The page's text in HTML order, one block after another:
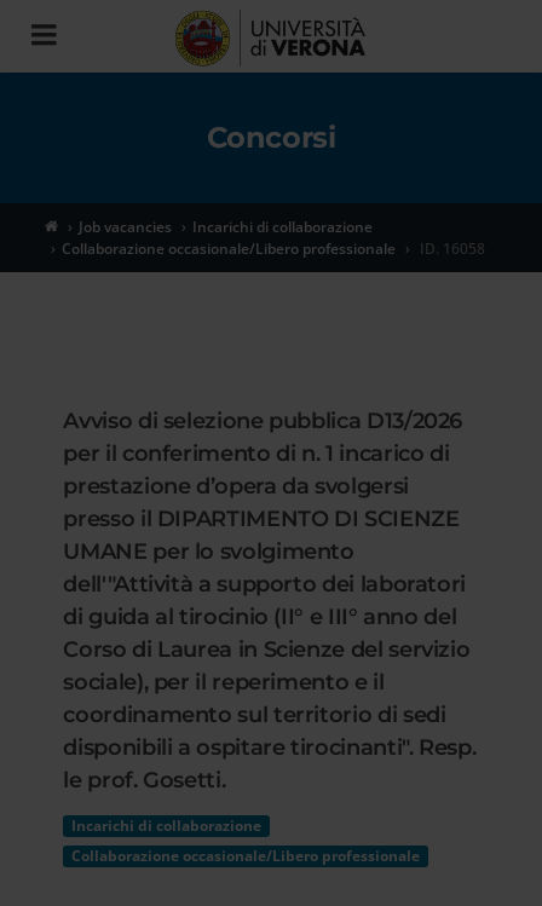
Toggle
navigation
Concorsi
Job vacancies
Incarichi di collaborazione
Collaborazione occasionale/Libero professionale
ID. 16058
Avviso di selezione pubblica D13/2026
per il conferimento di n. 1 incarico di
prestazione d’opera da svolgersi
presso il DIPARTIMENTO DI SCIENZE
UMANE per lo svolgimento
dell'"Attività a supporto dei laboratori
di guida al tirocinio (II° e III° anno del
Corso di Laurea in Scienze del servizio
sociale), per il reperimento e il
coordinamento sul territorio di sedi
disponibili a ospitare tirocinanti". Resp.
le prof. Gosetti.
Incarichi di collaborazione
Collaborazione occasionale/Libero professionale